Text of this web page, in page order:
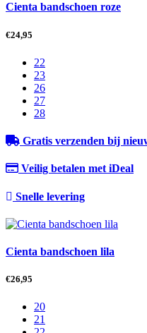
Cienta bandschoen roze
€24,95
22
23
26
27
28
Gratis verzenden bij
Veilig betalen met iDeal
Snelle levering
Cienta bandschoen lila
€26,95
20
21